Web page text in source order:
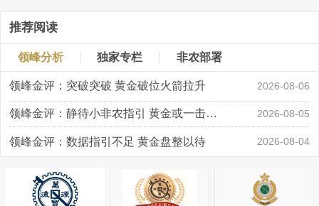
推荐阅读
领峰分析 独家专栏 非农部署
领峰金评：突破突破 黄金破位火箭拉升 2026-08-06
领峰金评：静待小非农指引 黄金或一击破局 2026-08-05
领峰金评：数据指引不足 黄金盘整以待 2026-08-04